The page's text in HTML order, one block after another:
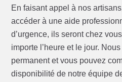
En faisant appel à nos
accéder à une aide
d’urgence, ils seront chez
importe l’heure et le jour.
permanent et vous pouvez
disponibilité de notre équipe